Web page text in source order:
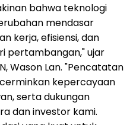
bahwa teknologi
mendasar
kerja, efisiensi, dan
pertambangan," ujar
Wason Lan. "Pencatatan
kepercayaan
serta dukungan
dan investor kami.